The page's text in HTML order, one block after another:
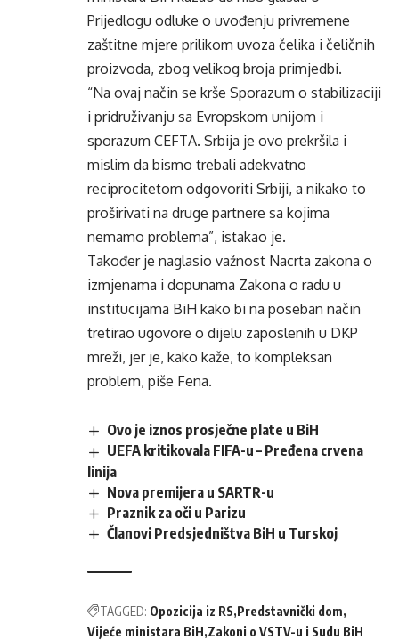
Prijedlogu odluke o uvođenju privremene
zaštitne mjere prilikom uvoza čelika i čeličnih
proizvoda, zbog velikog broja primjedbi.
“Na ovaj način se krše Sporazum o stabilizaciji
i pridruživanju sa Evropskom unijom i
sporazum CEFTA. Srbija je ovo prekršila i
mislim da bismo trebali adekvatno
reciprocitetom odgovoriti Srbiji, a nikako to
proširivati na druge partnere sa kojima
nemamo problema”, istakao je.
Također je naglasio važnost Nacrta zakona o
izmjenama i dopunama Zakona o radu u
institucijama BiH kako bi na poseban način
tretirao ugovore o dijelu zaposlenih u DKP
mreži, jer je, kako kaže, to kompleksan
problem, piše Fena.
Ovo je iznos prosječne plate u BiH
UEFA kritikovala FIFA-u – Pređena crvena
linija
Nova premijera u SARTR-u
Praznik za oči u Parizu
Članovi Predsjedništva BiH u Turskoj
TAGGED: Opozicija iz RS Predstavnički dom
Vijeće ministara BiH Zakoni o VSTV-u i Sudu BiH